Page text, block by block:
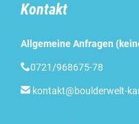
Kontakt
Allgemeine Anfragen
0721/968675-78
 kontakt@boulderwelt-